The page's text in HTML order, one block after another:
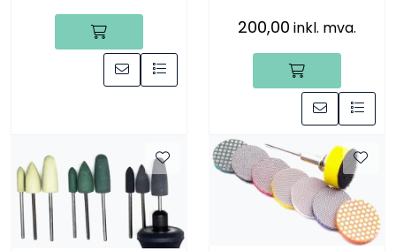
200,00 inkl. mva.